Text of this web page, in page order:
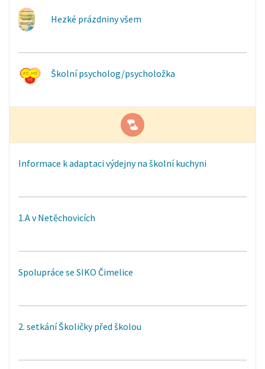
Hezké prázdniny všem
Školní psycholog/psycholožka
Informace k adaptaci výdejny na školní kuchyni
1.A v Netěchovicích
Spolupráce se SIKO Čimelice
2. setkání Školičky před školou